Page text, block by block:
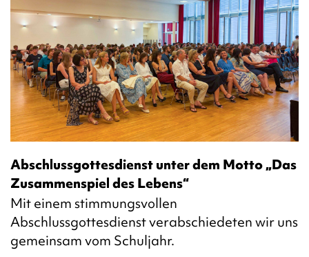
Abschlussgottesdienst unter dem Motto „Das
Zusammenspiel des Lebens“
Mit einem stimmungsvollen
Abschlussgottesdienst verabschiedeten wir uns
gemeinsam vom Schuljahr.